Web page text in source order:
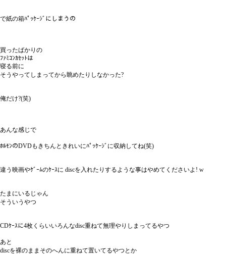
で紙の箱ﾊﾟｯｹｰｼﾞにしまうの
買ったばかりの
ﾌｧﾐｺﾝｶｾｯﾄは
寝る前に
そうやってしまってから眺めたりしなかった?
俺だけ?(笑)
あんな感じで
ﾎﾙﾓﾝのDVDもきちんときれいにﾊﾟｯｹｰｼﾞに収納してね(笑)
違う映画やｹﾞｰﾑのｹｰｽに discを入れたりするような事はやめてくださいよ! w
たまにいるじゃん
そういうやつ
CDｹｰｽに4枚くらいいろんなdisc重ねて無理やりしまってるやつ
あと
discを裸のままそのへんに重ねて置いてるやつとか